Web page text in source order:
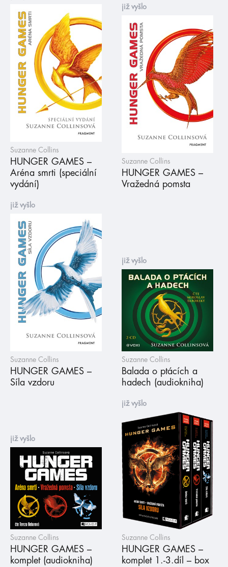
Suzanne Collins
HUNGER GAMES –
Aréna smrti (speciální
vydání)
již vyšlo
Suzanne Collins
HUNGER GAMES –
Vražedná pomsta
již vyšlo
Suzanne Collins
HUNGER GAMES –
Síla vzdoru
již vyšlo
Suzanne Collins
Balada o ptácích a
hadech (audiokniha)
již vyšlo
Suzanne Collins
HUNGER GAMES –
komplet (audiokniha)
již vyšlo
Suzanne Collins
HUNGER GAMES –
komplet 1.-3.díl – box